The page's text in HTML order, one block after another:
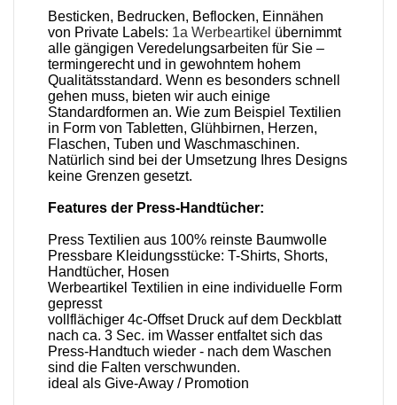
Besticken, Bedrucken, Beflocken, Einnähen
von Private Labels: 1a Werbeartikel übernimmt
alle gängigen Veredelungsarbeiten für Sie –
termingerecht und in gewohntem hohem
Qualitätsstandard. Wenn es besonders schnell
gehen muss, bieten wir auch einige
Standardformen an. Wie zum Beispiel Textilien
in Form von Tabletten, Glühbirnen, Herzen,
Flaschen, Tuben und Waschmaschinen.
Natürlich sind bei der Umsetzung Ihres Designs
keine Grenzen gesetzt.
Features der Press-Handtücher:
Press Textilien aus 100% reinste Baumwolle
Pressbare Kleidungsstücke: T-Shirts, Shorts,
Handtücher, Hosen
Werbeartikel Textilien in eine individuelle Form
gepresst
vollflächiger 4c-Offset Druck auf dem Deckblatt
nach ca. 3 Sec. im Wasser entfaltet sich das
Press-Handtuch wieder - nach dem Waschen
sind die Falten verschwunden.
ideal als Give-Away / Promotion